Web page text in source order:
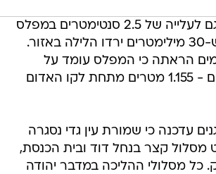
הגשמים הביאו גם לעלייה של 2.5 סנטימטרים במפלס
הכנרת, לאחר ש-30 מילימטרים ירדו הלילה באזור.
הראתה כי המפלס עומד על
209.955- מטרים - 1.155 מטרים מתחת לקו האדום
עדכנה כי שמורת עין גדי נסגרה
מסלול קצר בנחל דוד ובית הכנסת,
כל מסלולי ההליכה במדבר יהודה